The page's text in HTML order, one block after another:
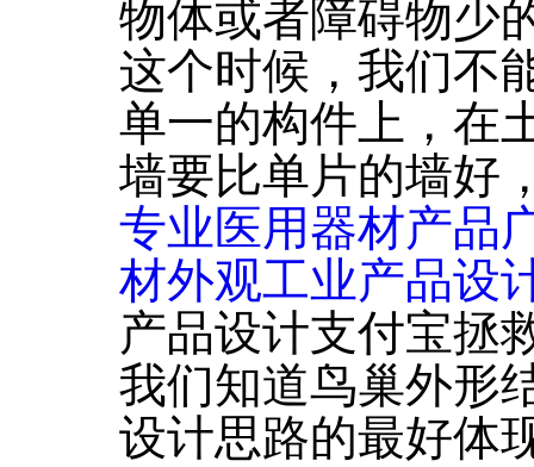
物体或者障碍物少
这个时候，我们不
单一的构件上，在
墙要比单片的墙好
专业医用器材产品
材外观工业产品设
产品设计支付宝拯
我们知道鸟巢外形
设计思路的最好体